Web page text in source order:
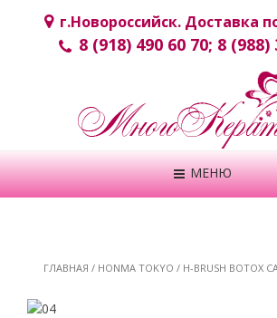
г.Новороcсийск. Доставка
8 (918) 490 60 70; 8 (988)
МЕНЮ
ГЛАВНАЯ / HONMA TOKYO / H-BRUSH BOTOX